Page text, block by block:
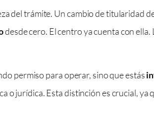
del trámite. Un cambio de titularidad
desde cero. El centro ya cuenta con
permiso para operar, sino que estás
o jurídica. Esta distinción es crucial,